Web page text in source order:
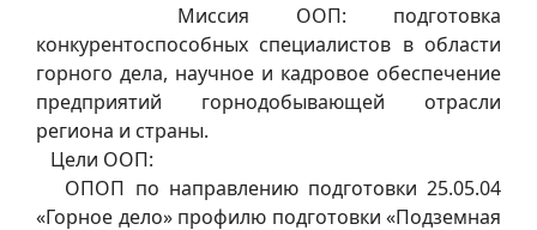
Миссия ООП: подготовка
конкурентоспособных специалистов в области
горного дела, научное и кадровое обеспечение
предприятий горнодобывающей отрасли
региона и страны.
Цели ООП:
ОПОП по направлению подготовки 25.05.04
«Горное дело» профилю подготовки «Подземная